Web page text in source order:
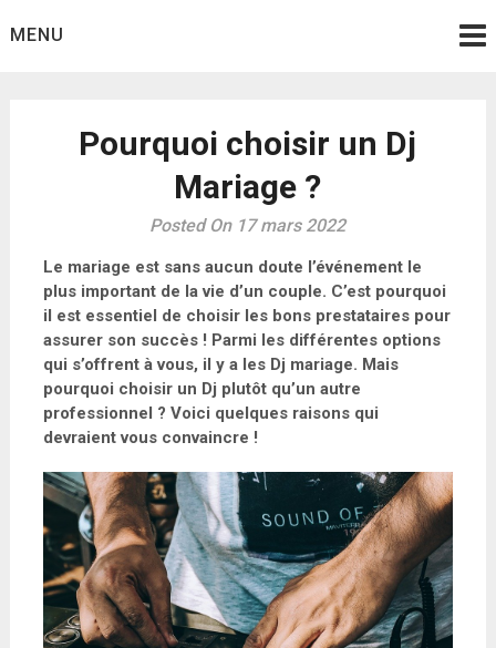
toMENU
Pourquoi choisir un Dj
Mariage ?
Posted On 17 mars 2022
Le mariage est sans aucun doute l’événement le
plus important de la vie d’un couple. C’est pourquoi
il est essentiel de choisir les bons prestataires pour
assurer son succès ! Parmi les différentes options
qui s’offrent à vous, il y a les Dj mariage. Mais
pourquoi choisir un Dj plutôt qu’un autre
professionnel ? Voici quelques raisons qui
devraient vous convaincre !